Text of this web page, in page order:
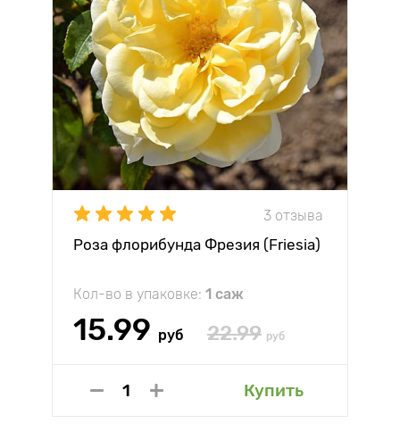
3 отзыва
Роза флорибунда Фрезия (Friesia)
Кол-во в упаковке: 1 саж
15.99 руб 22.99 руб
Купить